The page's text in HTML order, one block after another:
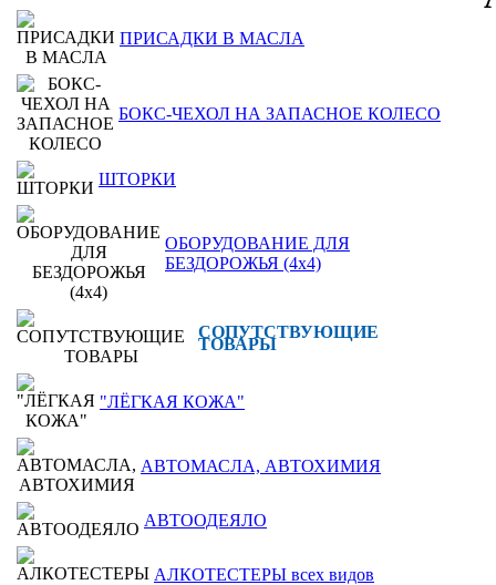
ПРИСАДКИ В МАСЛА
БОКС-ЧЕХОЛ НА ЗАПАСНОЕ КОЛЕСО
ШТОРКИ
ОБОРУДОВАНИЕ ДЛЯ
БЕЗДОРОЖЬЯ (4x4)
СОПУТСТВУЮЩИЕ
ТОВАРЫ
"ЛЁГКАЯ КОЖА"
АВТОМАСЛА, АВТОХИМИЯ
АВТООДЕЯЛО
АЛКОТЕСТЕРЫ всех видов